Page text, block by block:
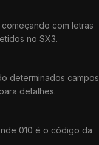
com letras
no SX3.
determinados campos
detalhes.
010 é o código da